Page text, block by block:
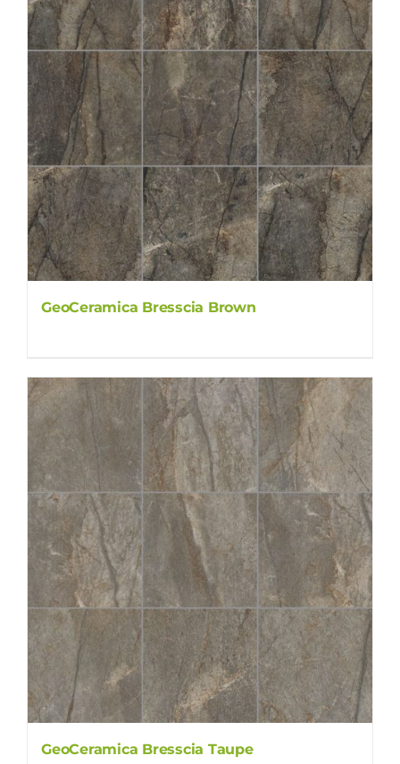
GeoCeramica Bresscia Brown
GeoCeramica Bresscia Taupe